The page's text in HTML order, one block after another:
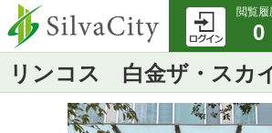
閲覧履
0
リンコス 白金ザ・スカ